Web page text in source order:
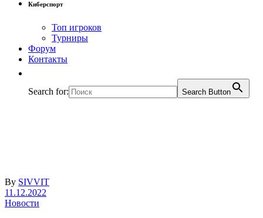
Киберспорт
Топ игроков
Турниры
Форум
Контакты
Search for: Search Button
By SIVVIT
11.12.2022
Новости